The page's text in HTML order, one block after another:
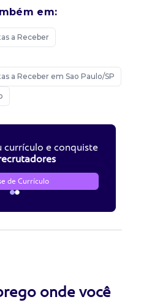
em:
a Receber
a Receber em Sao Paulo/SP
currículo e conquiste
de Currículo
onde você